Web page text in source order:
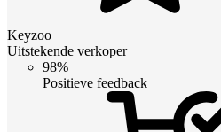
Keyzoo
Uitstekende verkoper
98%
Positieve feedback